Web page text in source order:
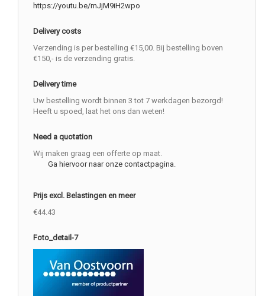
https://youtu.be/mJjM9iH2wpo
Delivery costs
Verzending is per bestelling €15,00. Bij bestelling boven
€150,- is de verzending gratis.
Delivery time
Uw bestelling wordt binnen 3 tot 7 werkdagen bezorgd!
Heeft u spoed, laat het ons dan weten!
Need a quotation
Wij maken graag een offerte op maat.
Ga hiervoor naar onze contactpagina.
Prijs excl. Belastingen en meer
€44.43
Foto_detail-7